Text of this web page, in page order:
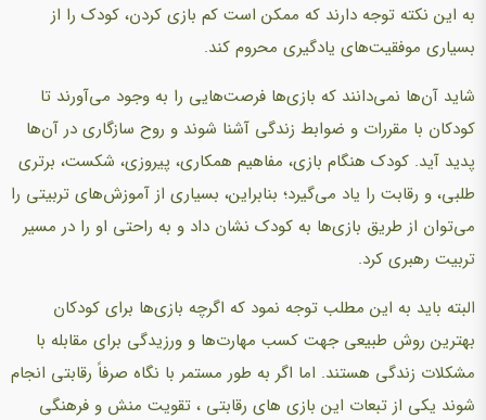
به این نکته توجه دارند که ممکن است کم بازی کردن، کودک را از
بسیاری موفقیت‌های یادگیری محروم کند.
شاید آن‌ها نمی‌دانند که بازی‌ها فرصت‌هایی را به وجود می‌آورند تا
کودکان با مقررات و ضوابط زندگی آشنا شوند و روح سازگاری در آن‌ها
پدید آید. کودک هنگام بازی، مفاهیم همکاری، پیروزی، شکست، برتری
طلبی، و رقابت را یاد می‌گیرد؛ بنابراین، بسیاری از آموزش‌های تربیتی را
می‌توان از طریق بازی‌ها به کودک نشان داد و به راحتی او را در مسیر
تربیت رهبری کرد.
البته باید به این مطلب توجه نمود که اگر‌چه بازی‌ها برای کودکان
بهترین روش طبیعی جهت کسب مهارت‌ها و ورزیدگی برای مقابله با
مشکلات زندگی هستند. اما اگر به طور مستمر با نگاه صرفاً رقابتی انجام
شوند یکی از تبعات این بازی‌ های رقابتی ، تقویت منش و فرهنگی